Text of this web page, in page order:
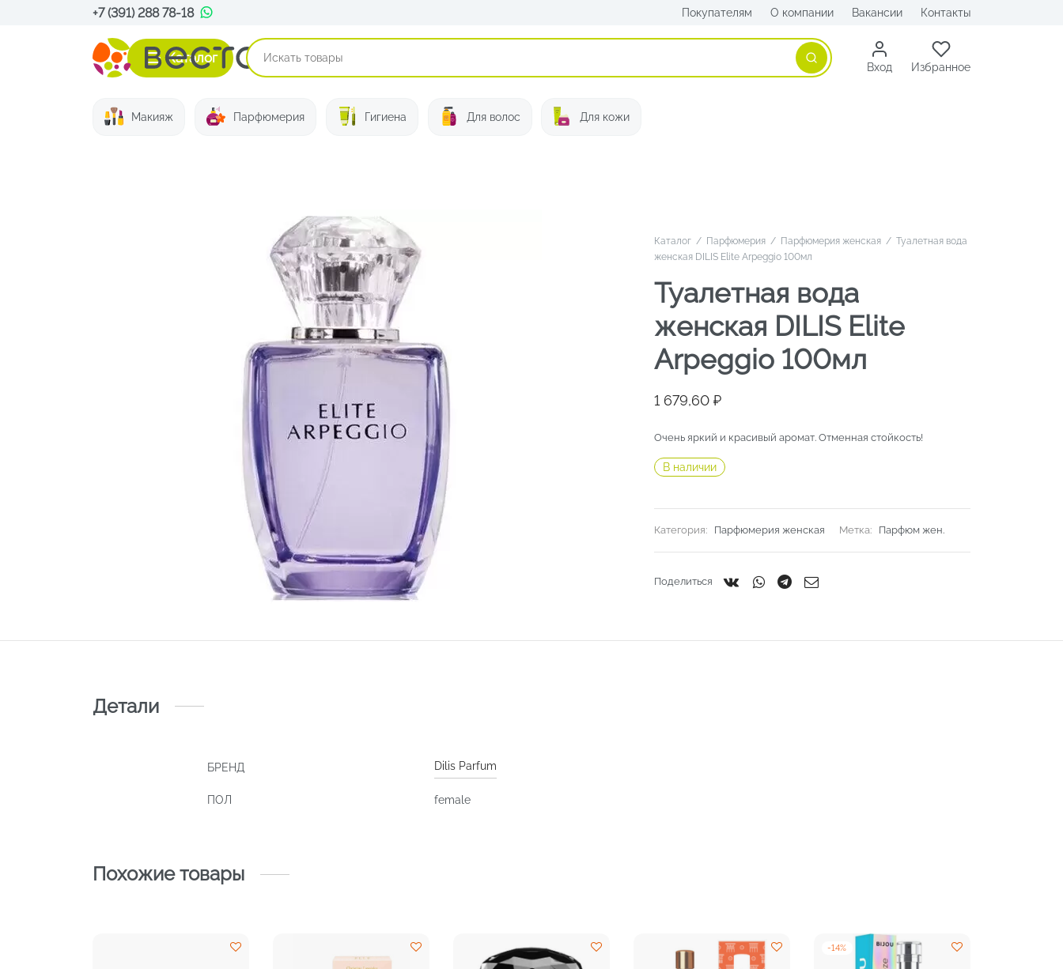
+7 (391) 288 78-18 Покупателям О компании Вакансии Контакты
Каталог
Поиск
Вход Избранное
Макияж Парфюмерия Гигиена Для волос Для кожи
Каталог / Парфюмерия / Парфюмерия женская / Туалетная вода
женская DILIS Elite Arpeggio 100мл
Туалетная вода
женская DILIS Elite
Arpeggio 100мл
1 679,60 ₽
Очень яркий и красивый аромат. Отменная стойкость!
В наличии
Категория: Парфюмерия женская Метка: Парфюм жен.
Поделиться
Детали
БРЕНД Dilis Parfum
ПОЛ female
Похожие товары
-14%